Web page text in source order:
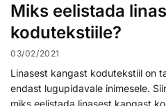
Miks eelistada
kodutekstiile?
03/02/2021
Linasest kangast kodutekstiil on
endast lugupidavale inimesele.
miks eelistada linasest kangast